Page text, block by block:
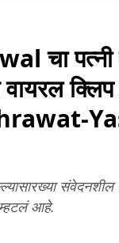
चा पत्नी
वायरल
आहे.